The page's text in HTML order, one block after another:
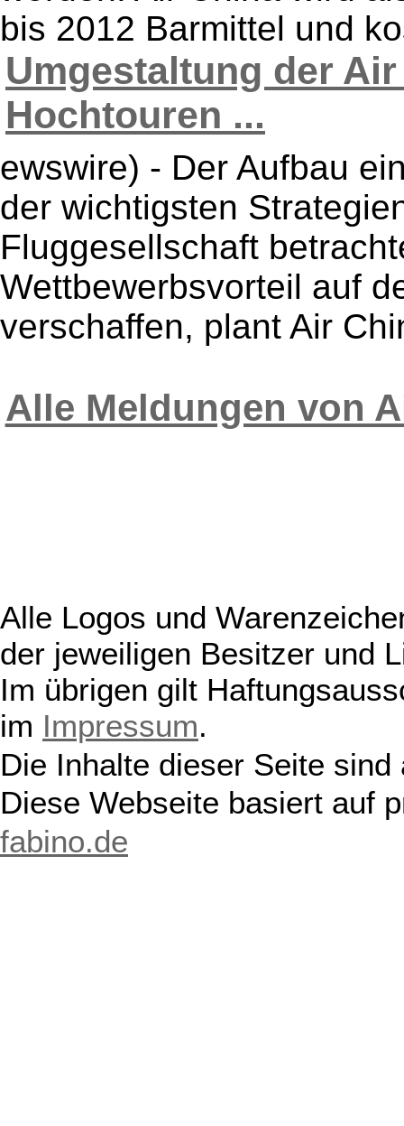
bis 2012 Barmittel und
Umgestaltung der
Hochtouren ...
ewswire) - Der Aufbau
der wichtigsten
Fluggesellschaft
Wettbewerbsvorteil auf
verschaffen, plant Air
Alle Meldungen von
Alle Logos und
der jeweiligen Besitzer und
Im übrigen gilt
im Impressum.
Die Inhalte dieser Seite
Diese Webseite basiert auf
fabino.de